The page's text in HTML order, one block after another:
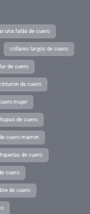
una falda de cuero
collares largos de cuero
de cuero
de cuero
mujer
de cuero
cuero marron
de cuero
cuero
de cuero